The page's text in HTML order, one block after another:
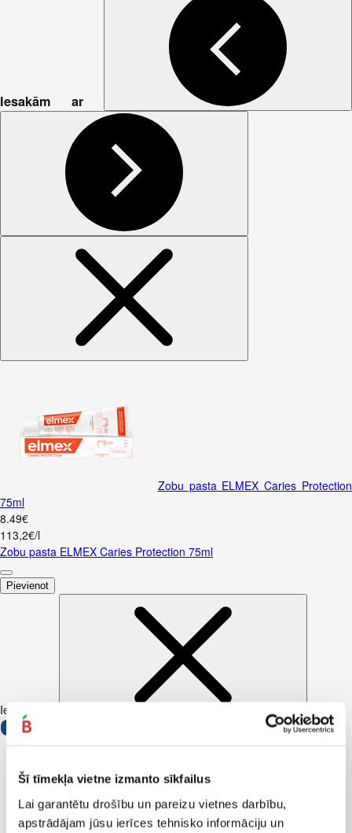
Šī tīmekļa vietne izmanto sīkfailus
Lai garantētu drošību un pareizu vietnes darbību,
apstrādājam jūsu ierīces tehnisko informāciju un
Iesakām ar
Zobu pasta ELMEX Caries Protection
75ml
8.49€
113,2€/l
Zobu pasta ELMEX Caries Protection 75ml
Pievienot
Iesakām ar